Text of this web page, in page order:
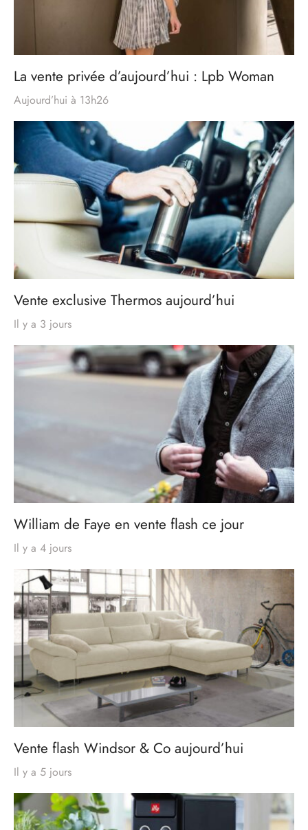
La vente privée d’aujourd’hui : Lpb Woman
Aujourd’hui à 13h26
Vente exclusive Thermos aujourd’hui
Il y a 3 jours
William de Faye en vente flash ce jour
Il y a 4 jours
Vente flash Windsor & Co aujourd’hui
Il y a 5 jours